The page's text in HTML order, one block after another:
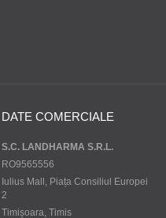
DATE COMERCIALE
S.C. LANDHARMA S.R.L.
RO9565556
Iulius Mall, Piața Consiliul Europei
2
Timișoara, Timis